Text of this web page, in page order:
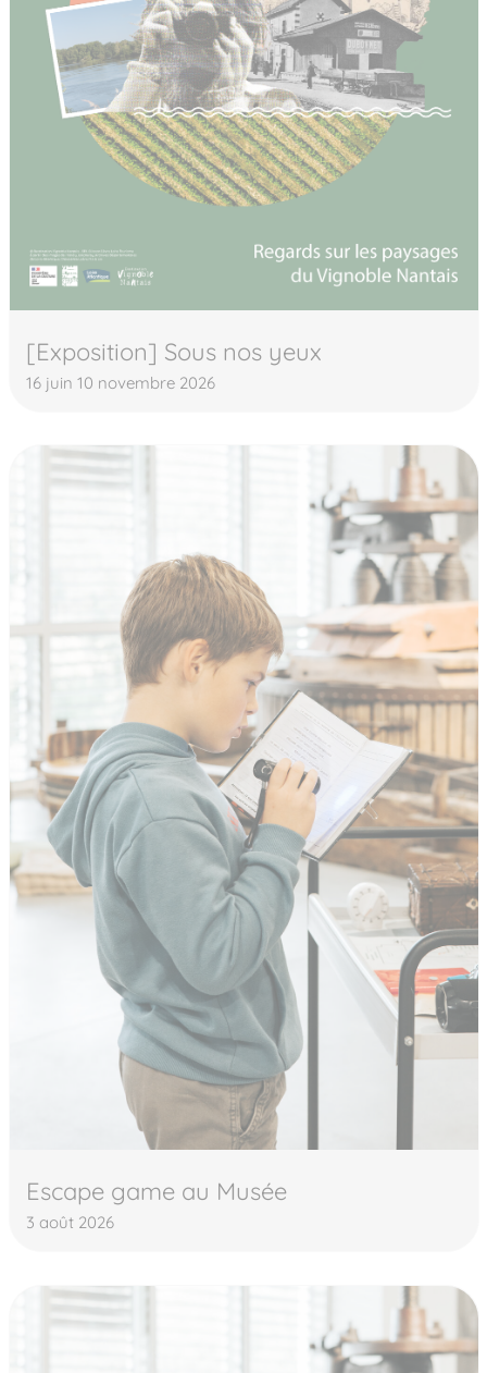
[Exposition] Sous nos yeux
16 juin 10 novembre 2026
Escape game au Musée
3 août 2026